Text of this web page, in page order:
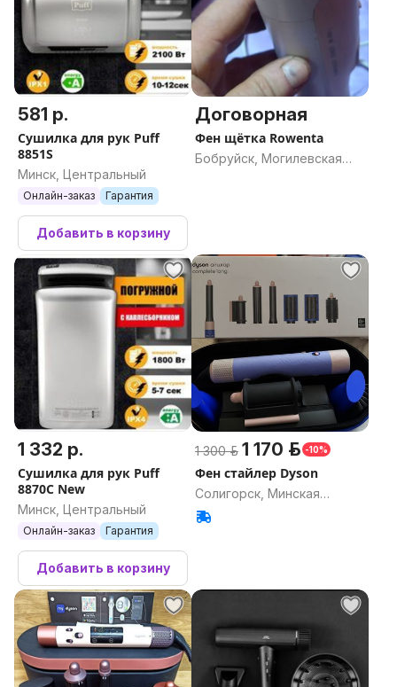
581 р.
Сушилка для рук Puff
8851S
Минск, Центральный
Онлайн-заказ Гарантия
Добавить в корзину
Договорная
Фен щётка Rowenta
Бобруйск, Могилевская
1 332 р.
Сушилка для рук Puff
8870C New
Минск, Центральный
Онлайн-заказ Гарантия
Добавить в корзину
1 300 р. 1 170 р. -10%
Фен стайлер Dyson
Солигорск, Минская
область